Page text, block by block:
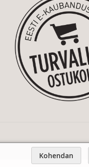
Kohendan